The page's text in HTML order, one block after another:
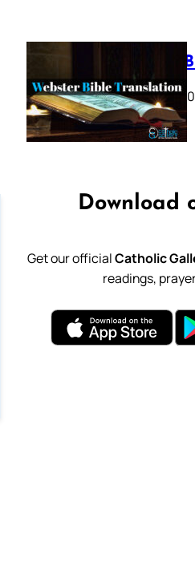
Webster
October 11,
Download
Get our officialCatholic
readings,